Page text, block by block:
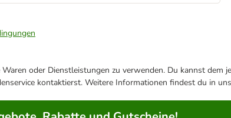
oder Dienstleistungen zu verwenden. Du kannst dem
kontaktierst. Weitere Informationen findest du in